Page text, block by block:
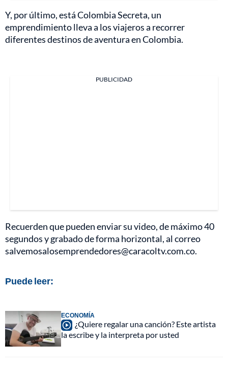
Y, por último, está Colombia Secreta, un
emprendimiento lleva a los viajeros a recorrer
diferentes destinos de aventura en Colombia.
PUBLICIDAD
Recuerden que pueden enviar su video, de máximo 40
segundos y grabado de forma horizontal, al correo
salvemosalosemprendedores@caracoltv.com.co.
Puede leer:
ECONOMÍA
¿Quiere regalar una canción? Este artista
la escribe y la interpreta por usted